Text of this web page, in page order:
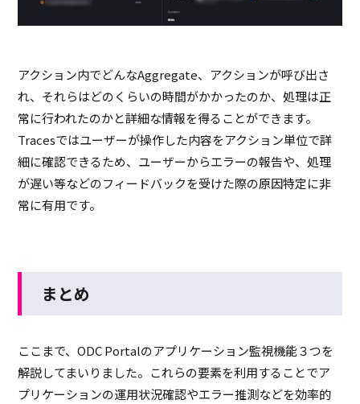
アクション内でどんなAggregate、アクションが呼び出さ
れ、それらはどのくらいの時間がかかったのか、処理は正
常に行われたのかと詳細な情報を得ることができます。
Tracesではユーザーが操作した内容をアクション単位で詳
細に確認できるため、ユーザーからエラーの報告や、処理
が遅い等などのフィードバックを受けた際の原因特定に非
常に有用です。
まとめ
ここまで、ODC Portalのアプリケーション監視機能３つを
解説してまいりました。これらの要素を利用することでア
プリケーションの運用状況確認やエラー推測などを効率的